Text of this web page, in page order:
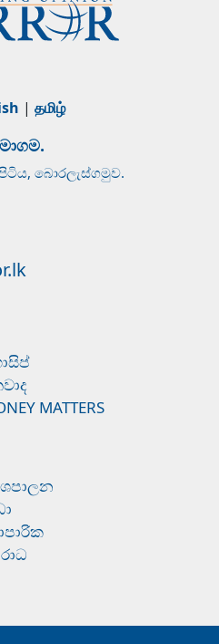
| தமிழ்
බොරලැස්ගමුව.
MATTERS